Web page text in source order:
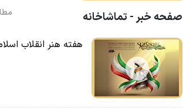
صفحه خبر - تماشاخانه
هفته هنر انقلاب